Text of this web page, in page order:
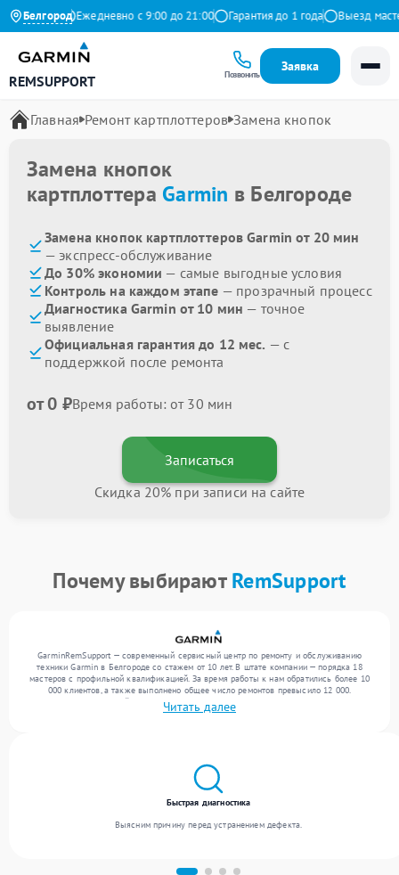
Белгород
Яндекс Ежедневно с 9:00 до 21:00 Гарантия до 1 года Выезд
REMSUPPORT Позвонить
Заявка
Главная Ремонт картплоттеров Замена кнопок
Замена кнопок
картплоттера Garmin в Белгороде
Замена кнопок картплоттеров Garmin от 20 мин
— экспресс-обслуживание
До 30% экономии — самые выгодные условия
Контроль на каждом этапе — прозрачный процесс
Диагностика Garmin от 10 мин — точное
выявление
Официальная гарантия до 12 мес. — с
поддержкой после ремонта
от 0 ₽Время работы: от 30 мин
Записаться
Скидка 20% при записи на сайте
Почему выбираютRemSupport
GarminRemSupport — современный сервисный центр по ремонту и обслуживанию
техники Garmin в Белгороде со стажем от 10 лет. В штате компании — порядка 18
мастеров с профильной квалификацией. За время работы к нам обратились более 10
000 клиентов, а также выполнено общее число ремонтов превысило 12 000.
Ежемесячно в сервисный центр поступает свыше 300 единиц техники, включая , , . Мы
выполняем ремонт различного уровня сложности и поддерживаем высокий стандарт
Читать далее
Быстрая диагностика
Выясним причину перед устранением дефекта.